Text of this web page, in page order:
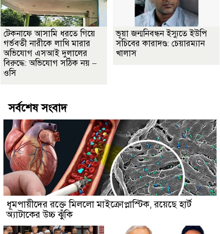
টেকনাফে আসামি ধরতে গিয়ে
গর্ভবতী নারীকে লাথি মারার
অভিযোগ এসআই দুলালের
বিরুদ্ধে: অভিযোগ সঠিক নয় –
ওসি
ভূয়া জন্মনিবন্ধন ইস্যুতে ইউপি
সচিবের কারাদণ্ড: চেয়ারম্যান
খালাস
সর্বশেষ সংবাদ
ধূমপায়ীদের রক্তে মিললো মাইক্রোপ্লাস্টিক, রয়েছে হার্ট
অ্যাটাকের উচ্চ ঝুঁকি